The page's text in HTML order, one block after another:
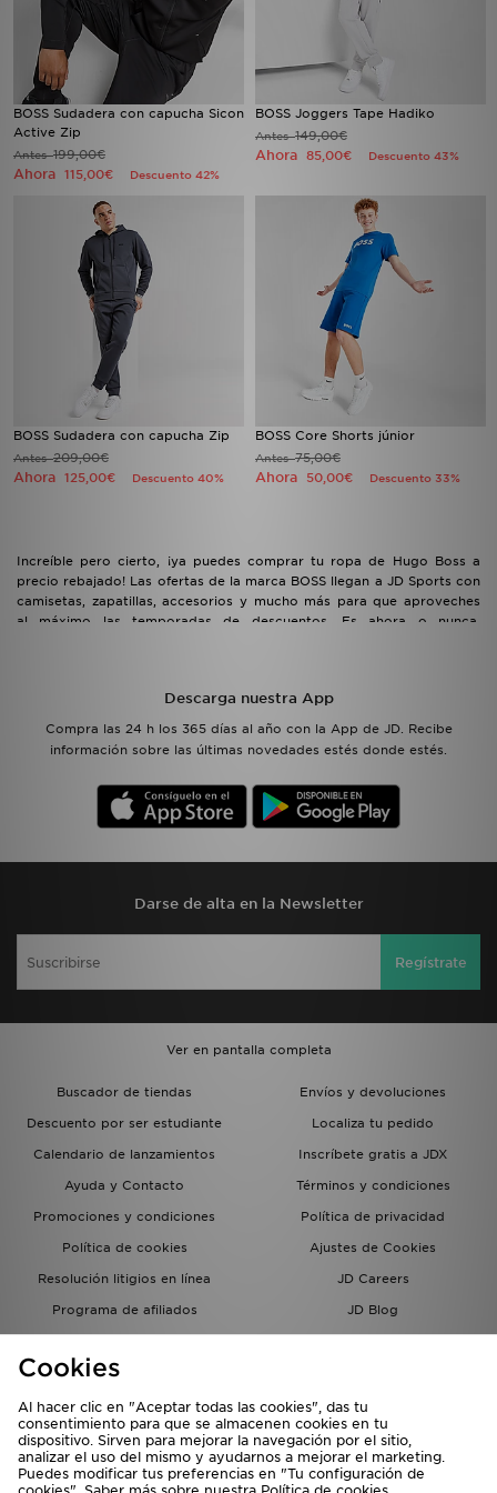
BOSS Sudadera con capucha Sicon
Active Zip
Antes199,00€
Ahora 115,00€ Descuento 42%
BOSS Joggers Tape Hadiko
Antes149,00€
Ahora 85,00€ Descuento 43%
BOSS Sudadera con capucha Zip
Antes209,00€
Ahora 125,00€ Descuento 40%
BOSS Core Shorts júnior
Antes75,00€
Ahora 50,00€ Descuento 33%
Increíble pero cierto, ¡ya puedes comprar tu ropa de Hugo Boss a
precio rebajado! Las ofertas de la marca BOSS llegan a JD Sports con
camisetas, zapatillas, accesorios y mucho más para que aproveches
al máximo las temporadas de descuentos. Es ahora o nunca,
Descarga nuestra App
Compra las 24 h los 365 días al año con la App de JD. Recibe
información sobre las últimas novedades estés donde estés.
Darse de alta en la Newsletter
Regístrate
Ver en pantalla completa
Buscador de tiendas
Envíos y devoluciones
Descuento por ser estudiante
Localiza tu pedido
Calendario de lanzamientos
Inscríbete gratis a JDX
Ayuda y Contacto
Términos y condiciones
Promociones y condiciones
Política de privacidad
Política de cookies
Ajustes de Cookies
Resolución litigios en línea
JD Careers
Programa de afiliados
JD Blog
del grupo JD - Whistleblowing
Cookies
Al hacer clic en "Aceptar todas las cookies", das tu
consentimiento para que se almacenen cookies en tu
dispositivo. Sirven para mejorar la navegación por el sitio,
analizar el uso del mismo y ayudarnos a mejorar el marketing.
Puedes modificar tus preferencias en "Tu configuración de